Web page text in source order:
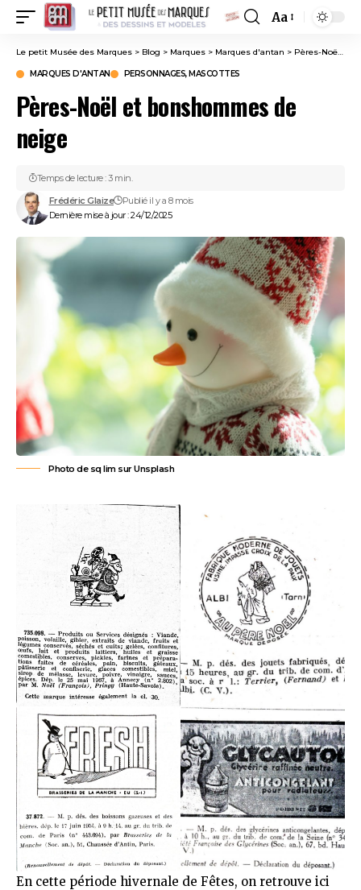
Font
Resizer
Aa
Le petit Musée des Marques > Blog > Marques > Marques d'antan > Pères-Noël et bonshommes de neige
MARQUES D'ANTAN PERSONNAGES, MASCOTTES
Pères-Noël et bonshommes de
neige
Dernière mise à jour : 24/12/2025
Frédéric Glaize Publié il y a 8 mois
Temps de lecture : 3 min.
Photo de sq limsurUnsplash
En cette période hivernale de Fêtes, on retrouve ici